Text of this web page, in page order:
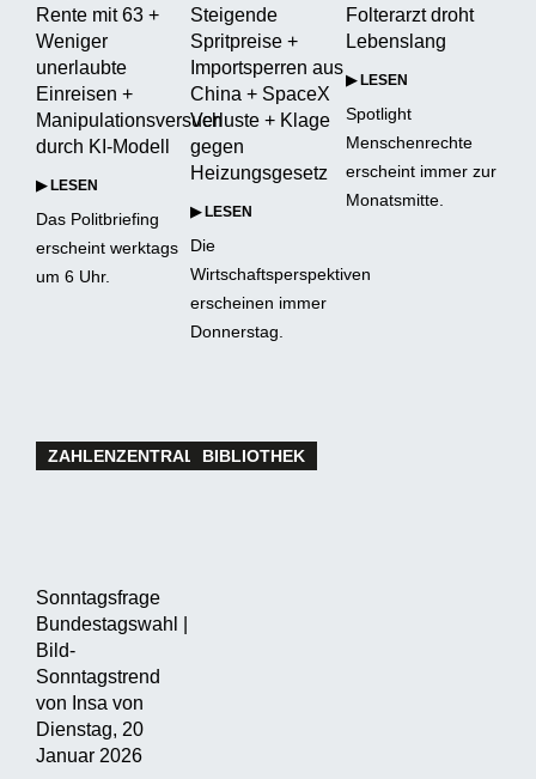
Rente mit 63 +
Weniger
unerlaubte
Einreisen +
Manipulationsversuch
durch KI-Modell
▶ LESEN
Das Politbriefing
erscheint werktags
um 6 Uhr.
Steigende
Spritpreise +
Importsperren aus
China + SpaceX
Verluste + Klage
gegen
Heizungsgesetz
▶ LESEN
Die
Wirtschaftsperspektiven
erscheinen immer
Donnerstag.
Folterarzt droht
Lebenslang
▶ LESEN
Spotlight
Menschenrechte
erscheint immer zur
Monatsmitte.
ZAHLENZENTRALE
Sonntagsfrage
Bundestagswahl |
Bild-
Sonntagstrend
von Insa von
Dienstag, 20
Januar 2026
BIBLIOTHEK